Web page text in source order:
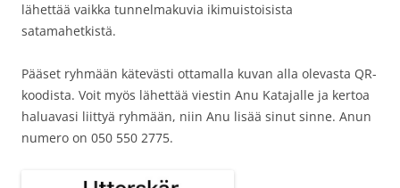
lähettää vaikka tunnelmakuvia ikimuistoisista
satamahetkistä.
Pääset ryhmään kätevästi ottamalla kuvan alla olevasta QR-
koodista. Voit myös lähettää viestin Anu Katajalle ja kertoa
haluavasi liittyä ryhmään, niin Anu lisää sinut sinne. Anun
numero on 050 550 2775.